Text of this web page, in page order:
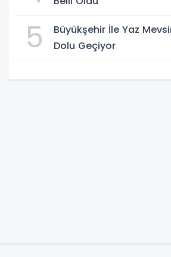
5
Büyükşehir İle Yaz
Dolu Geçiyor